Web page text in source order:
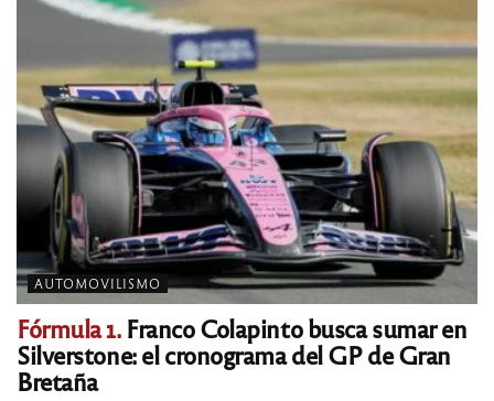
AUTOMOVILISMO
Fórmula 1.Franco Colapinto busca sumar en
Silverstone: el cronograma del GP de Gran
Bretaña